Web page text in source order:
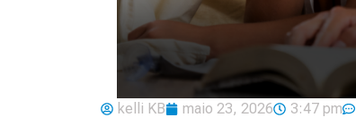
kelli KB maio 23, 2026 3:47 pm